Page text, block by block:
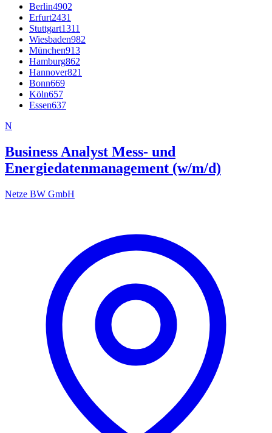
Berlin4902
Erfurt2431
Stuttgart1311
Wiesbaden982
München913
Hamburg862
Hannover821
Bonn669
Köln657
Essen637
N
Business Analyst Mess- und
Energiedatenmanagement (w/m/d)
Netze BW GmbH